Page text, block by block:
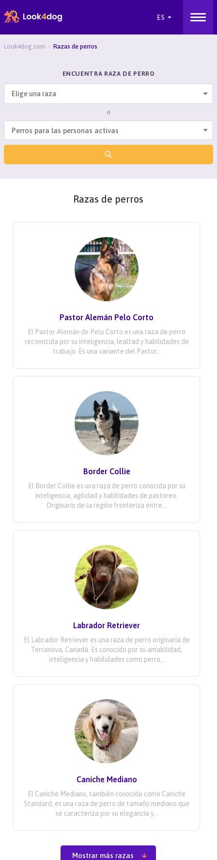
Look4dog.com Razas de perros
ENCUENTRA RAZA DE PERRO
Elige una raza
o
Razas de perros
Pastor Alemán Pelo Corto
El Pastor Alemán de Pelo Corto es una raza de perro
reconocida por su inteligencia, lealtad y habilidades de
trabajo. Es una variante del Pastor...
Border Collie
El Border Collie es una raza de perro conocida por su
inteligencia, agilidad y habilidades de pastoreo.
Originario de la región fronteriza entre...
Labrador Retriever
El Labrador Retriever es una raza de perro originaria de
Terranova, Canadá. Es conocido por su amabilidad,
inteligencia y habilidades como perro...
Caniche Mediano
El Caniche Mediano, también conocido como Caniche
Standard, es una raza de perro de tamaño mediano que
se caracteriza por su elegancia y...
Mostrar más razas